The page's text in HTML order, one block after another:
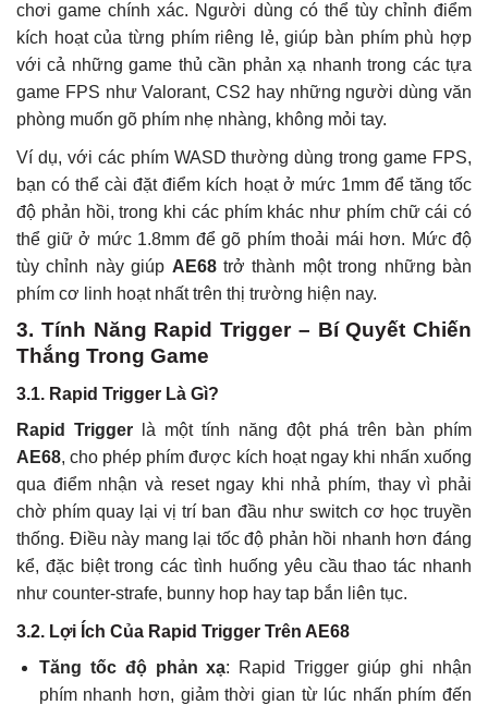
chơi game chính xác. Người dùng có thể tùy chỉnh điểm
kích hoạt của từng phím riêng lẻ, giúp bàn phím phù hợp
với cả những game thủ cần phản xạ nhanh trong các tựa
game FPS như Valorant, CS2 hay những người dùng văn
phòng muốn gõ phím nhẹ nhàng, không mỏi tay.
Ví dụ, với các phím WASD thường dùng trong game FPS,
bạn có thể cài đặt điểm kích hoạt ở mức 1mm để tăng tốc
độ phản hồi, trong khi các phím khác như phím chữ cái có
thể giữ ở mức 1.8mm để gõ phím thoải mái hơn. Mức độ
tùy chỉnh này giúp AE68trở thành một trong những bàn
phím cơ linh hoạt nhất trên thị trường hiện nay.
3. Tính Năng Rapid Trigger – Bí Quyết Chiến
Thắng Trong Game
3.1. Rapid Trigger Là Gì?
Rapid Trigger là một tính năng đột phá trên bàn phím
AE68, cho phép phím được kích hoạt ngay khi nhấn xuống
qua điểm nhận và reset ngay khi nhả phím, thay vì phải
chờ phím quay lại vị trí ban đầu như switch cơ học truyền
thống. Điều này mang lại tốc độ phản hồi nhanh hơn đáng
kể, đặc biệt trong các tình huống yêu cầu thao tác nhanh
như counter-strafe, bunny hop hay tap bắn liên tục.
3.2. Lợi Ích Của Rapid Trigger Trên AE68
Tăng tốc độ phản xạ: Rapid Trigger giúp ghi nhận
phím nhanh hơn, giảm thời gian từ lúc nhấn phím đến